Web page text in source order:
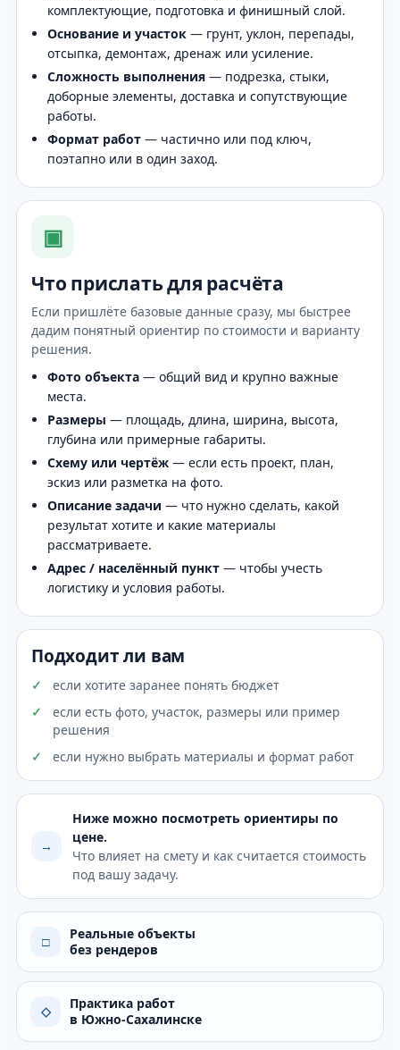
комплектующие, подготовка и финишный слой.
Основание и участок — грунт, уклон, перепады,
отсыпка, демонтаж, дренаж или усиление.
Сложность выполнения — подрезка, стыки,
доборные элементы, доставка и сопутствующие
работы.
Формат работ — частично или под ключ,
поэтапно или в один заход.
▣
Что прислать для расчёта
Если пришлёте базовые данные сразу, мы быстрее
дадим понятный ориентир по стоимости и варианту
решения.
Фото объекта — общий вид и крупно важные
места.
Размеры — площадь, длина, ширина, высота,
глубина или примерные габариты.
Схему или чертёж — если есть проект, план,
эскиз или разметка на фото.
Описание задачи — что нужно сделать, какой
результат хотите и какие материалы
рассматриваете.
Адрес / населённый пункт — чтобы учесть
логистику и условия работы.
Подходит ли вам
если хотите заранее понять бюджет
если есть фото, участок, размеры или пример
решения
если нужно выбрать материалы и формат работ
→
Ниже можно посмотреть ориентиры по
цене.
Что влияет на смету и как считается стоимость
под вашу задачу.
□
Реальные объекты
без рендеров
◇
Практика работ
в Южно-Сахалинске